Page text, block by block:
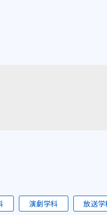
演劇学科 放送学